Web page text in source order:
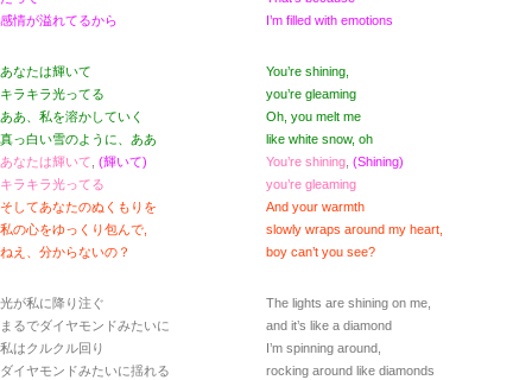
感情が溢れてるから
あなたは輝いて
キラキラ光ってる
ああ、私を溶かしていく
真っ白い雪のように、ああ
あなたは輝いて (輝いて)
キラキラ光ってる
そしてあなたのぬくもりを
私の心をゆっくり包んで,
ねえ、分からないの？
光が私に降り注ぐ
まるでダイヤモンドみたいに
私はクルクル回り
ダイヤモンドみたいに揺れる
I’m filled with emotions
You’re shining,
you’re gleaming
Oh, you melt me
like white snow, oh
You’re shining (Shining)
you’re gleaming
And your warmth
slowly wraps around my heart,
boy can’t you see?
The lights are shining on me,
and it’s like a diamond
I’m spinning around,
rocking around like diamonds